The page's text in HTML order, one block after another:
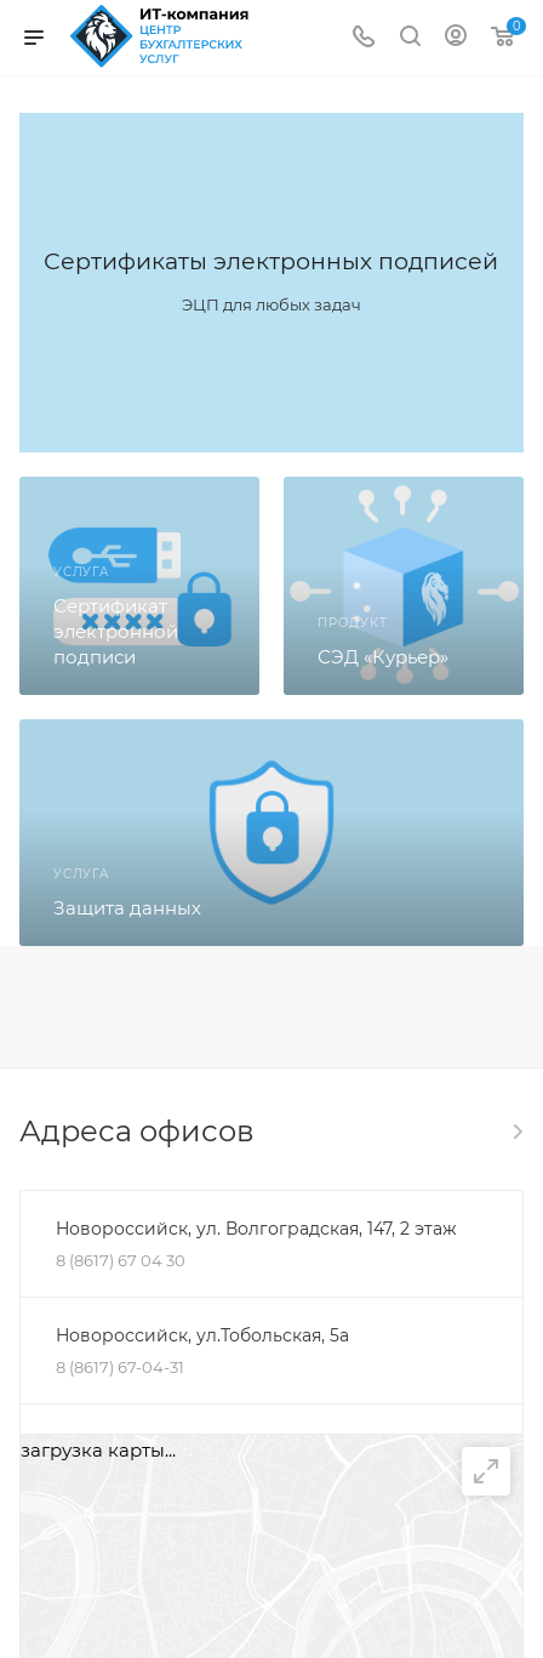
0
Сертификаты электронных подписей
ЭЦП для любых задач
УСЛУГА
Сертификат
электронной
подписи
ПРОДУКТ
СЭД «Курьер»
УСЛУГА
Защита данных
Адреса офисов
Новороссийск, ул. Волгоградская, 147, 2 этаж
8 (8617) 67 04 30
Новороссийск, ул.Тобольская, 5а
8 (8617) 67-04-31
Минеральные Воды, ул. Железноводская, 30Д,
загрузка карты...